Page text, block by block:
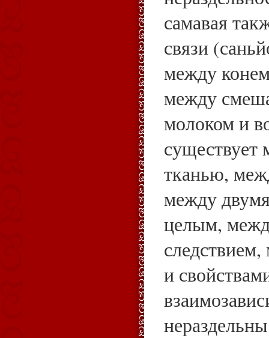
самавая
связи
между
между
молоком и
тканью,
между
целым,
и